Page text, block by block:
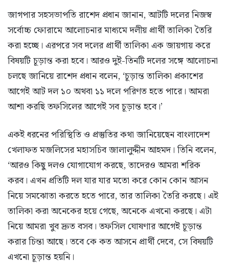
জাগপার সহসভাপতি রাশেদ প্রধান জানান, আটটি দলের নিজস্ব
সর্বোচ্চ ফোরামে আলোচনার মাধ্যমে দলীয় প্রার্থী তালিকা তৈরি
করা হচ্ছে। এরপরে সব দলের প্রার্থী তালিকা এক জায়গায় করে
বিষয়টি চূড়ান্ত করা হবে। আরও দুই-তিনটি দলের সঙ্গে আলোচনা
চলছে জানিয়ে রাশেদ প্রধান বলেন, ‘চূড়ান্ত তালিকা প্রকাশের
আগেই আট দল ১০ অথবা ১১ দলে পরিণত হতে পারে। আমরা
আশা করছি তফসিলের আগেই সব চূড়ান্ত হবে।’
একই ধরনের পরিস্থিতি ও প্রস্তুতির কথা জানিয়েছেন বাংলাদেশ
খেলাফত মজলিসের মহাসচিব জালালুদ্দীন আহমদ। তিনি বলেন,
‘আরও কিছু দলও যোগাযোগ করছে, তাদেরও আমরা শরিক
করব। এখন প্রতিটি দল যার যার মতো করে কোন কোন আসন
নিয়ে সমঝোতা করতে হতে পারে, তার তালিকা তৈরি করছে। এই
তালিকা করা অনেকের হয়ে গেছে, অনেকে এখনো করছে। এটা
নিয়ে আমরা খুব দ্রুত বসব। তফসিল ঘোষণার আগেই চূড়ান্ত
করার চিন্তা আছে। তবে কে কত আসনে প্রার্থী দেবে, সে বিষয়টি
এখনো চূড়ান্ত হয়নি।